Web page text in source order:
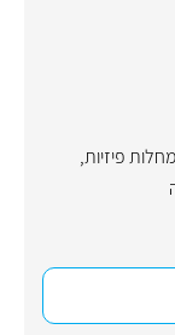
פיזיות,